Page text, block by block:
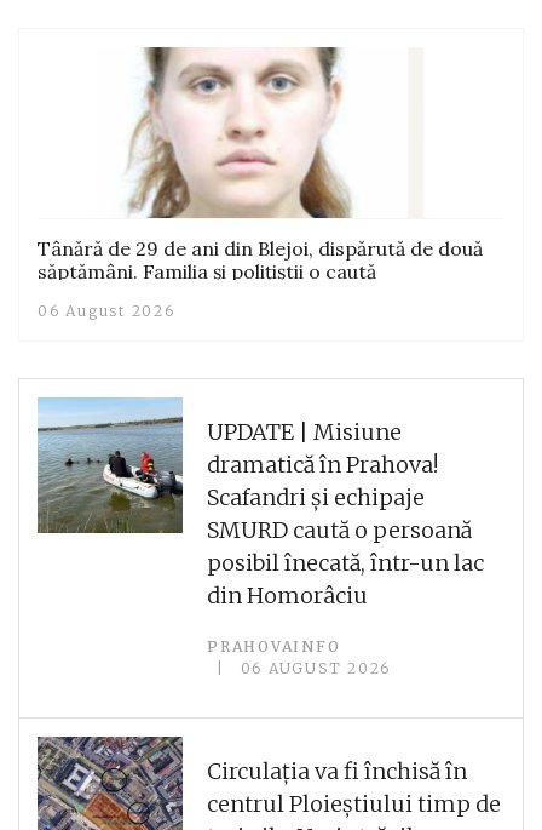
Tânără de 29 de ani din Blejoi, dispărută de două
săptămâni. Familia și polițiștii o caută
06 August 2026
UPDATE | Misiune
dramatică în Prahova!
Scafandri și echipaje
SMURD caută o persoană
posibil înecată, într-un lac
din Homorâciu
PRAHOVAINFO
06 AUGUST 2026
Circulația va fi închisă în
centrul Ploieștiului timp de